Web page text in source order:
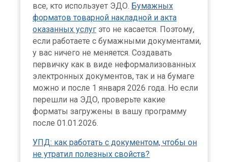
все, кто использует ЭДО. Бумажных
форматов товарной накладной и акта
оказанных услуг это не касается. Поэтому,
если работаете с бумажными документами,
у вас ничего не меняется. Создавать
первичку как в виде неформализованных
электронных документов, так и на бумаге
можно и после 1 января 2026 года. Но если
перешли на ЭДО, проверьте какие
форматы загружены в вашу программу
после 01.01.2026.
УПД: как работать с документом, чтобы он
не утратил полезных свойств?